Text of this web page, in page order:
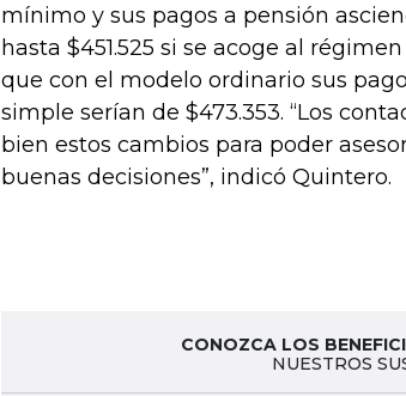
mínimo y sus pagos a pensión
hasta $451.525 si se acoge al
que con el modelo ordinario sus
simple serían de $473.353. “Los
bien estos cambios para poder
buenas decisiones”, indicó Quintero.
CONOZCA LOS
NUESTROS